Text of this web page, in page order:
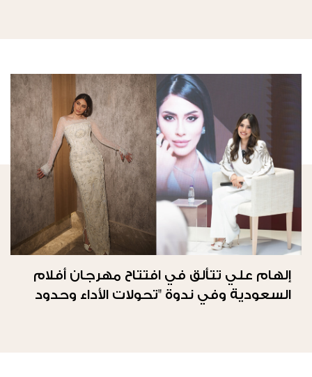
إلهام علي تتألق في افتتاح مهرجان أفلام
السعودية وفي ندوة "تحولات الأداء وحدود